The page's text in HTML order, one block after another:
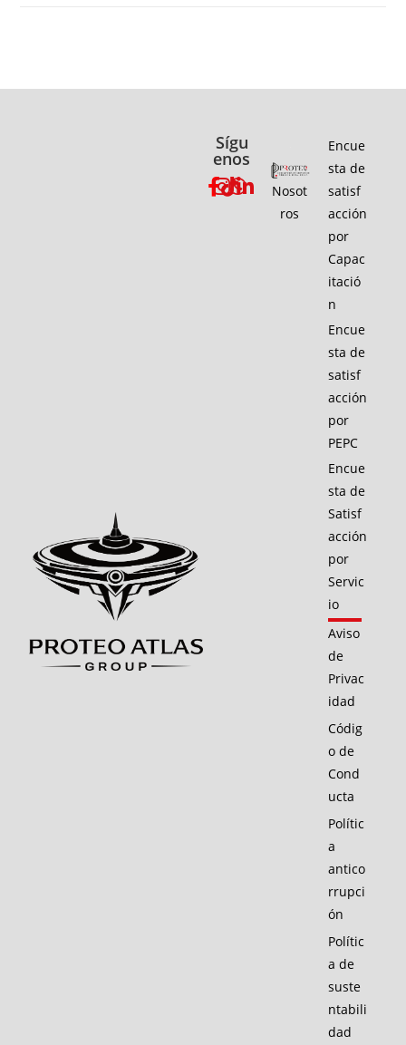
Sígu
enos
Nosot
ros
Encue
sta de
satisf
acción
por
Capac
itació
n
Encue
sta de
satisf
acción
por
PEPC
Encue
sta de
Satisf
acción
por
Servic
io
Aviso
de
Privac
idad
Códig
o de
Cond
ucta
Polític
a
antico
rrupci
ón
Polític
a de
suste
ntabili
dad